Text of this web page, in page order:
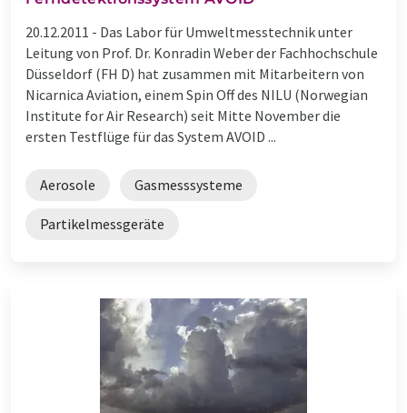
20.12.2011 - Das Labor für Umweltmesstechnik unter
Leitung von Prof. Dr. Konradin Weber der Fachhochschule
Düsseldorf (FH D) hat zusammen mit Mitarbeitern von
Nicarnica Aviation, einem Spin Off des NILU (Norwegian
Institute for Air Research) seit Mitte November die
ersten Testflüge für das System AVOID ...
Aerosole Gasmesssysteme
Partikelmessgeräte